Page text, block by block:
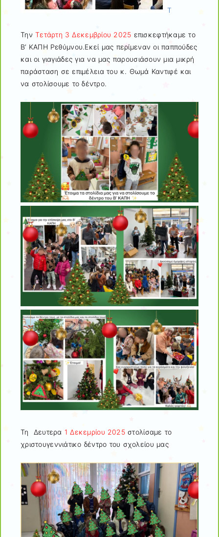
Τ
Την Τετάρτη 3 Δεκεμβρίου 2025 επισκεφτήκαμε το
Β’ ΚΑΠΗ Ρεθύμνου.Εκεί μας περίμεναν οι παππούδες
και οι γιαγιάδες για να μας παρουσιάσουν μια μικρή
παράσταση σε επιμέλεια του κ. Θωμά Καντιφέ και
να στολίσουμε το δέντρο.
Τη Δευτερα 1 Δεκεμρίου 2025 στολίσαμε το
χριστουγεννιάτικο δέντρο του σχολείου μας